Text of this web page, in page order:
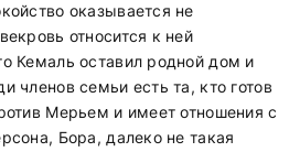
оказывается не
относится к ней
Кемаль оставил родной дом и
членов семьи есть та, кто готов
Мерьем и имеет отношения с
Бора, далеко не такая